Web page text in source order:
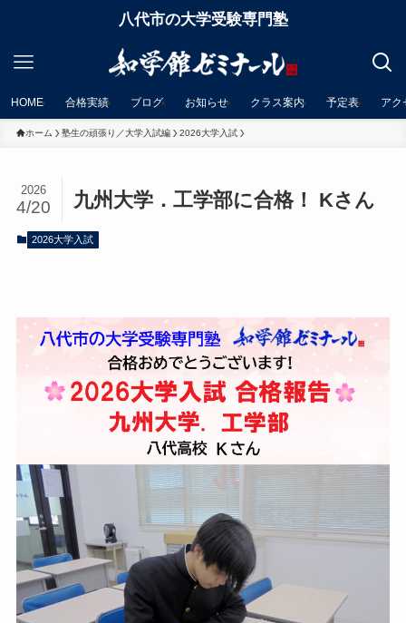
八代市の大学受験専門塾
HOME 合格実績 ブログ お知らせ クラス案内 予定表 アク
ホーム 塾生の頑張り／大学入試編 2026大学入試
九州大学．工学部に合格！ Kさん
2026
4/20
2026大学入試